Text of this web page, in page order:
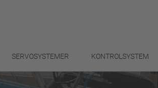
SERVOSYSTEMER KONTROLSYSTEM